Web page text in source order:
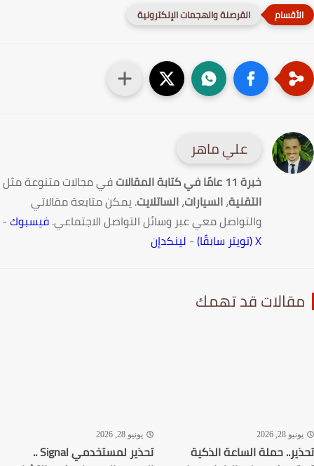
القرصنة والهجمات الإلكترونية
علي ماهر
خبرة 11 عامًا في كتابة المقالات
في مجالات متنوعة مثل
التقنية،السيارات،الساتلايت. يمكن متابعة مقالاتي
والتواصل معي عبر وسائل التواصل الاجتماعي.فيسبوك-
-لينكدإن
قد تهمك
28, 2026
حملة الساعة الذكية
يونيو 28, 2026
تحذير لمستخدمي Signal ..